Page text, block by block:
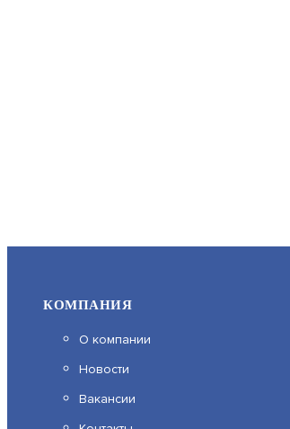
КОМПАНИЯ
О компании
Новости
Вакансии